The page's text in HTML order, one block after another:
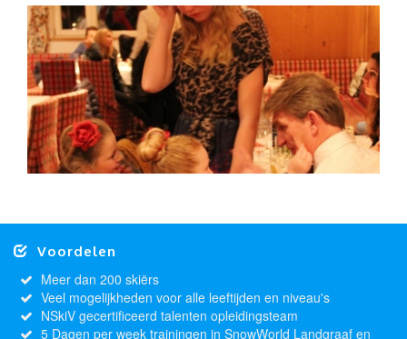
Voordelen
Meer dan 200 skiërs
Veel mogelijkheden voor alle leeftijden en niveau's
NSkiV gecertificeerd talenten opleidingsteam
5 Dagen per week trainingen in SnowWorld Landgraaf en